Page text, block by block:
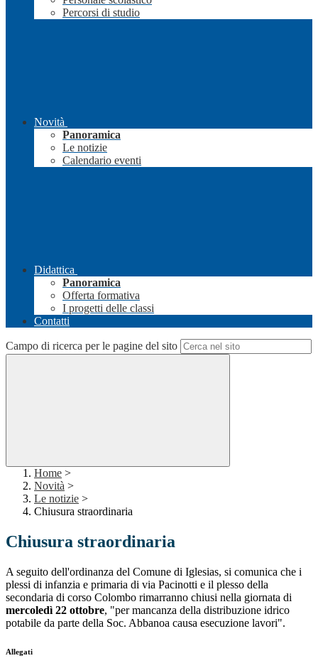
Percorsi di studio
Novità
Panoramica
Le notizie
Calendario eventi
Didattica
Panoramica
Offerta formativa
I progetti delle classi
Contatti
Campo di ricerca per le pagine del sito
Home >
Novità >
Le notizie >
Chiusura straordinaria
Chiusura straordinaria
A seguito dell'ordinanza del Comune di Iglesias, si comunica che i
plessi di infanzia e primaria di via Pacinotti e il plesso della
secondaria di corso Colombo rimarranno chiusi nella giornata di
mercoledì 22 ottobre, "per mancanza della distribuzione idrico
potabile da parte della Soc. Abbanoa causa esecuzione lavori".
Allegati